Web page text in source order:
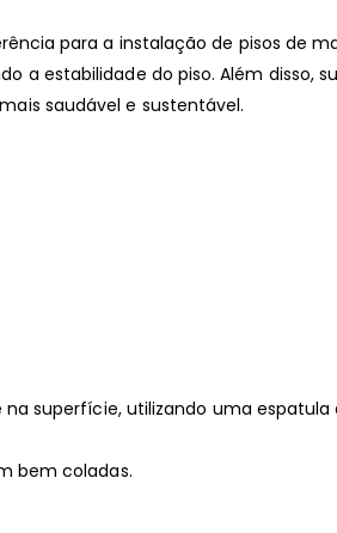
para a instalação de pisos de
a estabilidade do piso. Além disso,
saudável e sustentável.
superfície, utilizando uma
bem coladas.